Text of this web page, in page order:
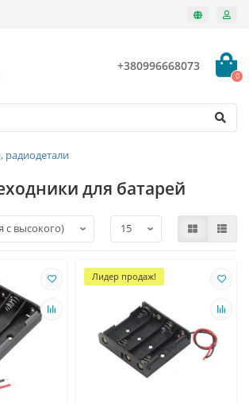
+380996668073
0
для батарей
Лидер продаж!